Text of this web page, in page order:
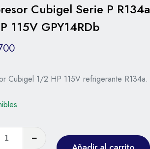
Cubigel Serie P R134a
115V GPY14RDb
Cubigel 1/2 HP 115V refrigerante R134a.